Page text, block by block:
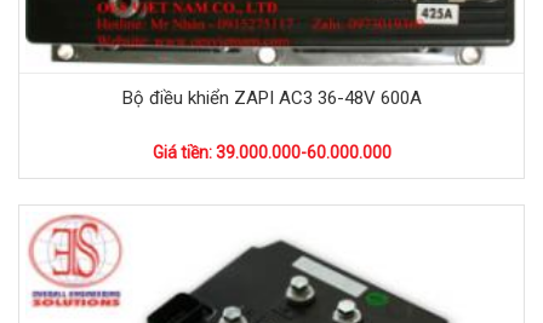
Bộ điều khiển ZAPI AC3 36-48V 600A
Giá tiền: 39.000.000-60.000.000